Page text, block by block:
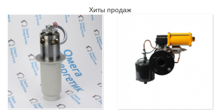
Хиты продаж